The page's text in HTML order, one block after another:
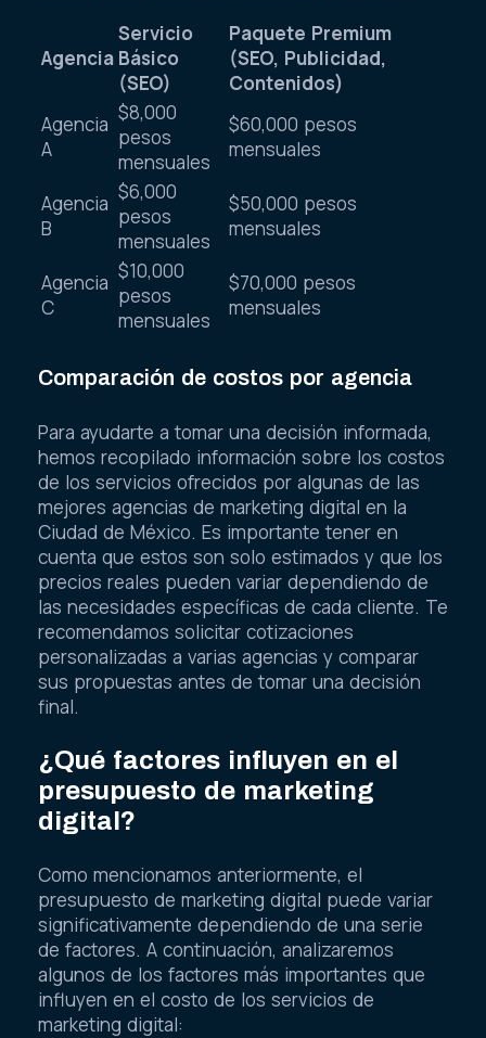
Agencia
Servicio
Básico
(SEO)
Paquete Premium
(SEO, Publicidad,
Contenidos)
Agencia
A
$8,000
pesos
mensuales
$60,000 pesos
mensuales
Agencia
B
$6,000
pesos
mensuales
$50,000 pesos
mensuales
Agencia
C
$10,000
pesos
mensuales
$70,000 pesos
mensuales
Comparación de costos por agencia
Para ayudarte a tomar una decisión informada,
hemos recopilado información sobre los costos
de los servicios ofrecidos por algunas de las
mejores agencias de marketing digital en la
Ciudad de México. Es importante tener en
cuenta que estos son solo estimados y que los
precios reales pueden variar dependiendo de
las necesidades específicas de cada cliente. Te
recomendamos solicitar cotizaciones
personalizadas a varias agencias y comparar
sus propuestas antes de tomar una decisión
final.
¿Qué factores influyen en el
presupuesto de marketing
digital?
Como mencionamos anteriormente, el
presupuesto de marketing digital puede variar
significativamente dependiendo de una serie
de factores. A continuación, analizaremos
algunos de los factores más importantes que
influyen en el costo de los servicios de
marketing digital: